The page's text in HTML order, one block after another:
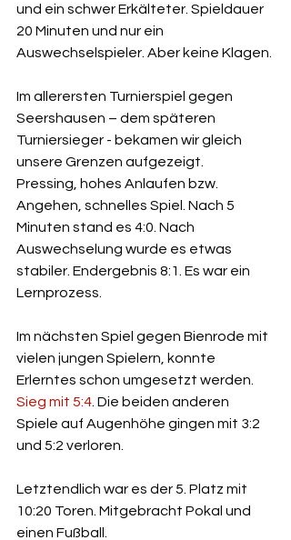
und ein schwer Erkälteter. Spieldauer
20 Minuten und nur ein
Auswechselspieler. Aber keine Klagen.
Im allerersten Turnierspiel gegen
Seershausen – dem späteren
Turniersieger - bekamen wir gleich
unsere Grenzen aufgezeigt.
Pressing, hohes Anlaufen bzw.
Angehen, schnelles Spiel. Nach 5
Minuten stand es 4:0. Nach
Auswechselung wurde es etwas
stabiler. Endergebnis 8:1. Es war ein
Lernprozess.
Im nächsten Spiel gegen Bienrode mit
vielen jungen Spielern, konnte
Erlerntes schon umgesetzt werden.
Sieg mit 5:4 . Die beiden anderen
Spiele auf Augenhöhe gingen mit 3:2
und 5:2 verloren.
Letztendlich war es der 5. Platz mit
10:20 Toren. Mitgebracht Pokal und
einen Fußball.